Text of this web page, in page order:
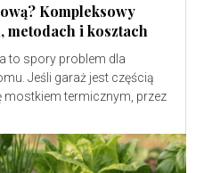
Kompleksowy
metodach i kosztach
to spory problem dla
Jeśli garaż jest częścią
mostkiem termicznym, przez